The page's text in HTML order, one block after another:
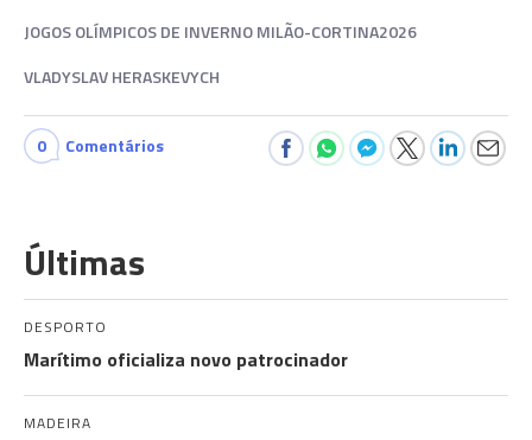
JOGOS OLÍMPICOS DE INVERNO MILÃO-CORTINA2026
VLADYSLAV HERASKEVYCH
0 Comentários
Últimas
DESPORTO
Marítimo oficializa novo patrocinador
MADEIRA